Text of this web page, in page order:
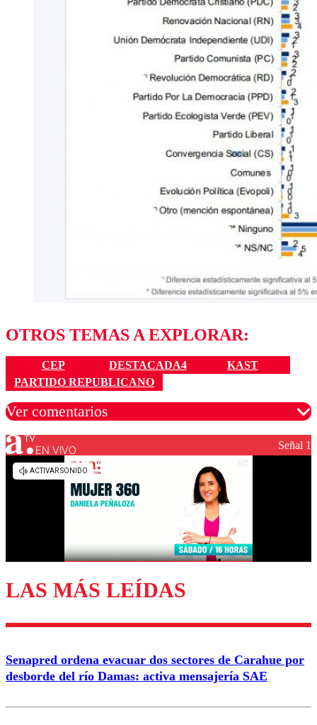
OTROS TEMAS A EXPLORAR:
CEP DESTACADA4
KAST
PARTIDO REPUBLICANO
Ver comentarios
Los comentarios son moderados para garantizar un
diálogo respetuoso.
Enviar comentario
EN VIVO Señal 1
LAS MÁS LEÍDAS
Senapred ordena evacuar dos sectores de Carahue por
desborde del río Damas: activa mensajería SAE